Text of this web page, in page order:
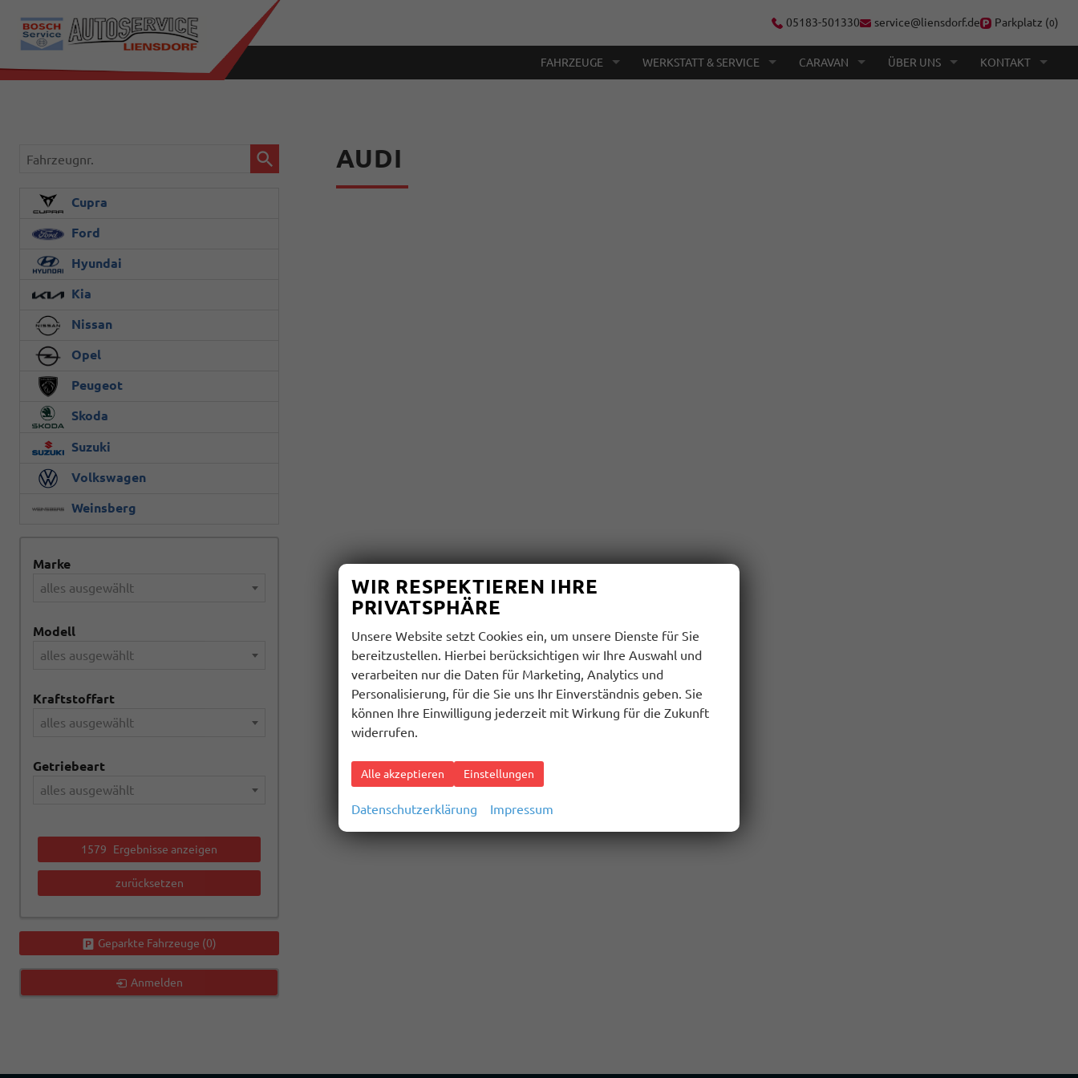
05183-501330 service@liensdorf.de Parkplatz (0)
FAHRZEUGE WERKSTATT & SERVICE CARAVAN ÜBER UNS KONTAKT
AUDI
Fahrzeugnr.
Cupra
Ford
Hyundai
Kia
Nissan
Opel
Peugeot
Skoda
Suzuki
Volkswagen
Weinsberg
Marke
alles ausgewählt
Modell
alles ausgewählt
Kraftstoffart
alles ausgewählt
Getriebeart
alles ausgewählt
1579 Ergebnisse anzeigen
zurücksetzen
Geparkte Fahrzeuge (0)
Anmelden
WIR RESPEKTIEREN IHRE
PRIVATSPHÄRE
Unsere Website setzt Cookies ein, um unsere Dienste für Sie
bereitzustellen. Hierbei berücksichtigen wir Ihre Auswahl und
verarbeiten nur die Daten für Marketing, Analytics und
Personalisierung, für die Sie uns Ihr Einverständnis geben. Sie
können Ihre Einwilligung jederzeit mit Wirkung für die Zukunft
widerrufen.
Alle akzeptieren Einstellungen
Datenschutzerklärung Impressum